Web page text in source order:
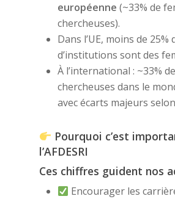
européenne (~33% de
chercheuses).
Dans l’UE, moins de 25%
d’institutions sont des
À l’international : ~33%
chercheuses dans le
avec écarts majeurs
Pourquoi c’est
l’AFDESRI
Ces chiffres guident nos
Encourager les